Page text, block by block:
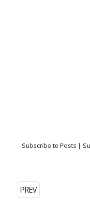
Subscribe to Posts |
PREV